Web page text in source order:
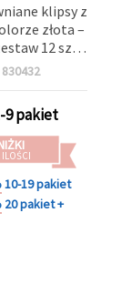
klipsy z
złota –
12 szt.)
eleganckich
i dekoracji
830432
9 pakiet
ILOŚCI
10-19 pakiet
20 pakiet +